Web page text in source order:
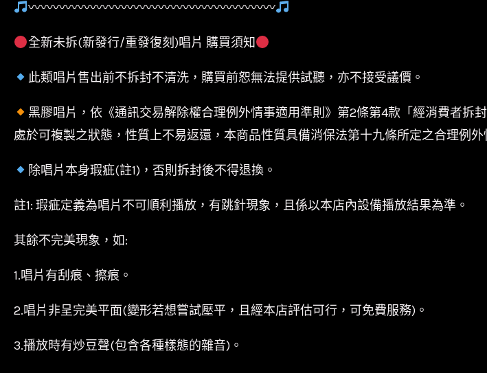
〰〰〰〰〰〰〰〰〰〰〰〰〰〰〰〰〰〰〰〰
全新未拆(新發行/重發復刻)唱片 購買須知
此類唱片售出前不拆封不清洗，購買前恕無法提供試聽，亦不接受議價。
黑膠唱片，依《通訊交易解除權合理例外情事適用準則》第2條第4款「經消費者拆
處於可複製之狀態，性質上不易返還，本商品性質具備消保法第十九條所定之合理例
除唱片本身瑕疵(註1)，否則拆封後不得退換。
註1: 瑕疵定義為唱片不可順利播放，有跳針現象，且係以本店內設備播放結果為準。
其餘不完美現象，如:
1.唱片有刮痕、擦痕。
2.唱片非呈完美平面(變形若想嘗試壓平，且經本店評估可行，可免費服務)。
3.播放時有炒豆聲(包含各種樣態的雜音)。